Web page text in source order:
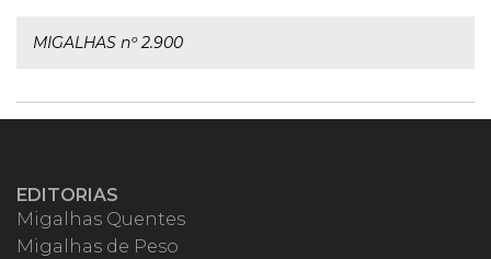
MIGALHAS nº 2.900
EDITORIAS
Migalhas Quentes
Migalhas de Peso